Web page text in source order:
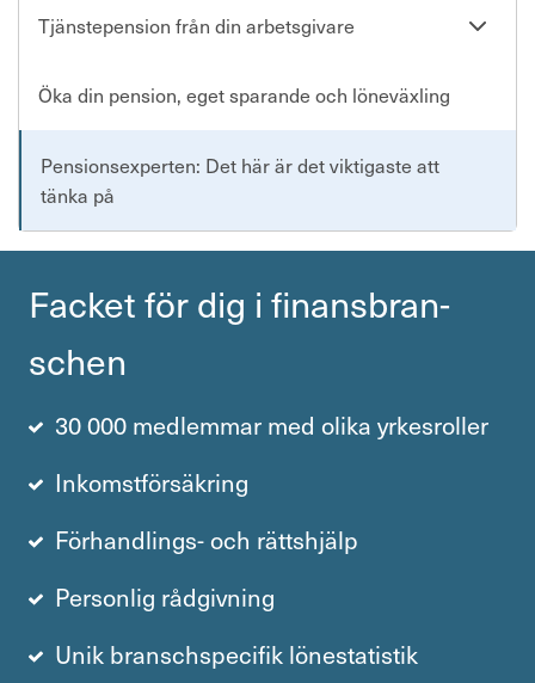
Tjänstepension från din arbetsgivare
Se
Öka din pension, eget sparande och löneväxling
Pensionsexperten: Det här är det viktigaste att
tänka på
Facket för dig i finans­bran­
schen
30 000 medlemmar med olika yrkesroller
Inkomstförsäkring
Förhandlings- och rättshjälp
Personlig rådgivning
Unik branschspecifik lönestatistik